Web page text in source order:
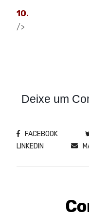
10.
/>
Deixe um
FACEBOOK
LINKEDIN